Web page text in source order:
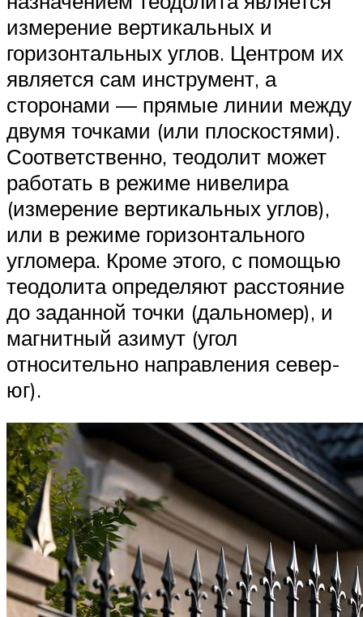
измерение вертикальных и
горизонтальных углов. Центром их
является сам инструмент, а
сторонами — прямые линии между
двумя точками (или плоскостями).
Соответственно, теодолит может
работать в режиме нивелира
(измерение вертикальных углов),
или в режиме горизонтального
угломера. Кроме этого, с помощью
теодолита определяют расстояние
до заданной точки (дальномер), и
магнитный азимут (угол
относительно направления север-
юг).